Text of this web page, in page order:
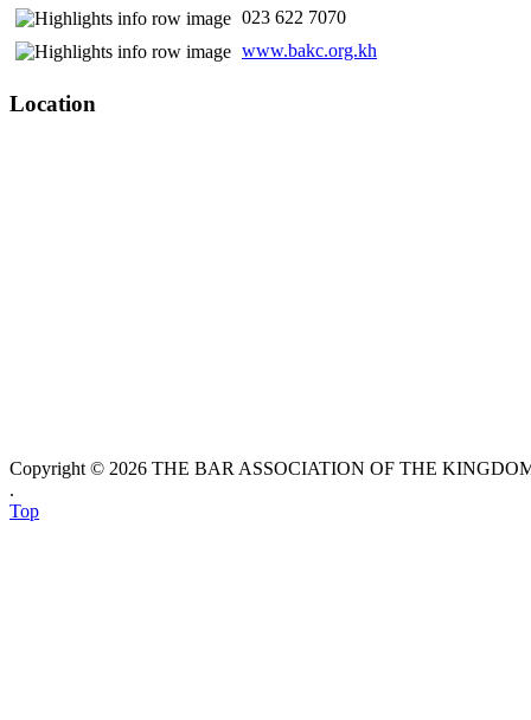
​ 023 622 7070
www.bakc.org.kh
Location
Copyright © 2026 THE BAR ASSOCIATION OF THE
.
Top